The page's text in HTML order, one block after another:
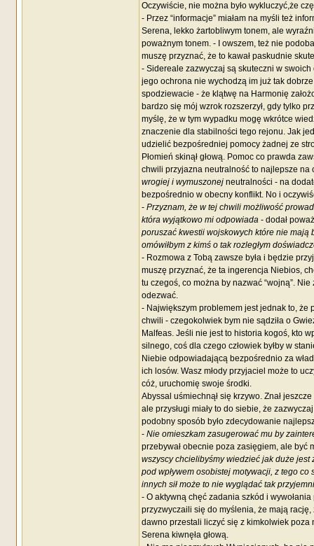
Oczywiście, nie można było wykluczyć,że
- Przez “informacje” miałam na myśli też
Serena, lekko żartobliwym tonem, ale
poważnym tonem. - I owszem, też nie
muszę przyznać, że to kawał paskudnie
- Sidereale zazwyczaj są skuteczni w
jego ochrona nie wychodzą im już tak
spodziewacie - że klątwę na Harmonię
bardzo się mój wzrok rozszerzył, gdy tylko
myślę, że w tym wypadku mogę wkrótce
znaczenie dla stabilności tego rejonu. Jak
udzielić bezpośredniej pomocy żadnej ze
Płomień skinął głową. Pomoc co prawda
chwili przyjazna neutralność to najlepsze na
wrogiej i wymuszonejneutralności - na
bezpośrednio w obecny konflikt. No i
- Przyznam, że w tej chwili możliwość
która wyjątkowo mi odpowiada- dodał
poruszać kwestii wojskowych które nie mają
omówiłbym z kimś o tak rozległym
- Rozmowa z Tobą zawsze była i będzie
muszę przyznać, że ta ingerencja Niebios,
tu czegoś, co można by nazwać “wojną”.
odezwać.
- Największym problemem jest jednak to, że
chwili - czegokolwiek bym nie sądziła o
Malfeas. Jeśli nie jest to historia kogoś, kto
silnego, coś dla czego człowiek byłby w
Niebie odpowiadającą bezpośrednio za
ich losów. Wasz młody przyjaciel może to
cóż, uruchomię swoje środki.
Abyssal uśmiechnął się krzywo. Znał
ale przysługi miały to do siebie, że
podobny sposób było zdecydowanie
- Nie omieszkam zasugerować mu by
przebywał obecnie poza zasięgiem, ale być
wszyscy chcielibyśmy wiedzieć jak duże jest
pod wpływem osobistej motywacji, z tego
innych sił może to nie wyglądać tak
- O aktywną chęć zadania szkód i
przyzwyczaili się do myślenia, że mają rację,
dawno przestali liczyć się z kimkolwiek poza
Serena kiwnęła głową.